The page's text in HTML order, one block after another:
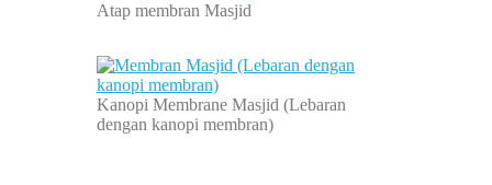
Atap membran Masjid
Kanopi Membrane Masjid (Lebaran
dengan kanopi membran)